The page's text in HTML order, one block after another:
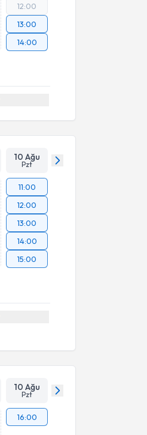
12:00
13:00
14:00
10 Ağu
Pzt
11:00
12:00
13:00
14:00
15:00
10 Ağu
Pzt
16:00